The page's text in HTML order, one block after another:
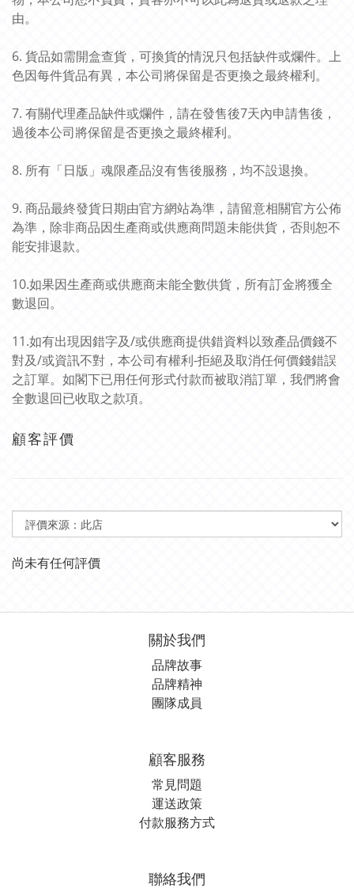
由。
6. 貨品如需開盒查貨，可換貨的情況只包括缺件或爛件。上
色因每件貨品有異，本公司將保留是否更換之最終權利。
7. 有關代理產品缺件或爛件，請在發售後7天內申請售後，
過後本公司將保留是否更換之最終權利。
8. 所有「日版」魂限產品沒有售後服務，均不設退換。
9. 商品最終發貨日期由官方網站為準，請留意相關官方公佈
為準，除非商品因生產商或供應商問題未能供貨，否則恕不
能安排退款。
10.如果因生產商或供應商未能全數供貨，所有訂金將獲全
數退回。
11.如有出現因錯字及/或供應商提供錯資料以致產品價錢不
對及/或資訊不對，本公司有權利-拒絕及取消任何價錢錯誤
之訂單。如閣下已用任何形式付款而被取消訂單，我們將會
全數退回已收取之款項。
顧客評價
尚未有任何評價
關於我們
品牌故事
品牌精神
團隊成員
顧客服務
常見問題
運送政策
付款服務方式
聯絡我們